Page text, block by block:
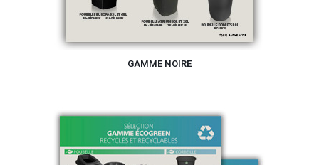
GAMME NOIRE